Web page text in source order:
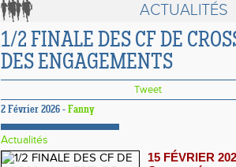
ACTUALITÉS
1/2 FINALE DES CF DE
DES ENGAGEMENTS
Tweet
2 Février 2026 - Fanny
Actualités
15 FÉVRIER